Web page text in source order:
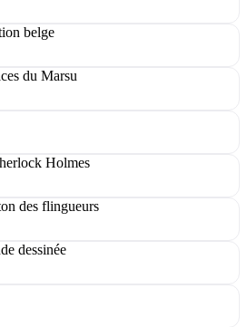
belge
du Marsu
Holmes
des flingueurs
dessinée